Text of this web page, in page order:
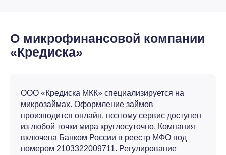
О микрофинансовой компании
«Кредиска»
ООО «Кредиска МКК» специализируется на
микрозаймах. Оформление займов
производится онлайн, поэтому сервис доступен
из любой точки мира круглосуточно. Компания
включена Банком России в реестр МФО под
номером 2103322009711. Регулирование